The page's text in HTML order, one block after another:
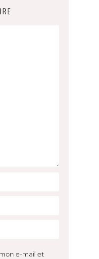
e-mail et